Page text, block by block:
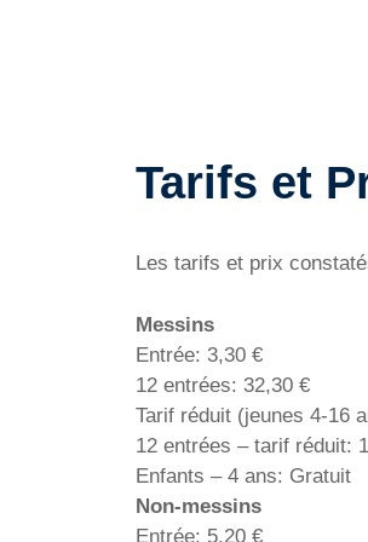
Tarifs et
Les tarifs et prix
Messins
Entrée: 3,30 €
12 entrées: 32,30 €
Tarif réduit (jeunes 4-16
12 entrées – tarif réduit:
Enfants – 4 ans: Gratuit
Non-messins
Entrée: 5,20 €